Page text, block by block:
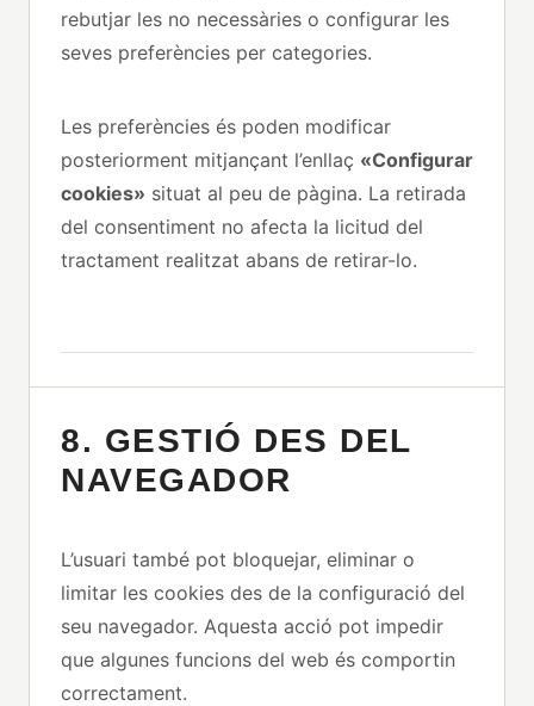
rebutjar les no necessàries o configurar les
seves preferències per categories.
Les preferències és poden modificar
posteriorment mitjançant l’enllaç «Configurar
cookies» situat al peu de pàgina. La retirada
del consentiment no afecta la licitud del
tractament realitzat abans de retirar-lo.
8. GESTIÓ DES DEL
NAVEGADOR
L’usuari també pot bloquejar, eliminar o
limitar les cookies des de la configuració del
seu navegador. Aquesta acció pot impedir
que algunes funcions del web és comportin
correctament.